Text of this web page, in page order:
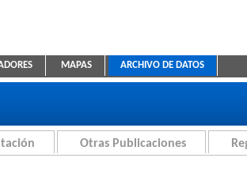
MAPAS ARCHIVO DE DATOS
Otras Publicaciones